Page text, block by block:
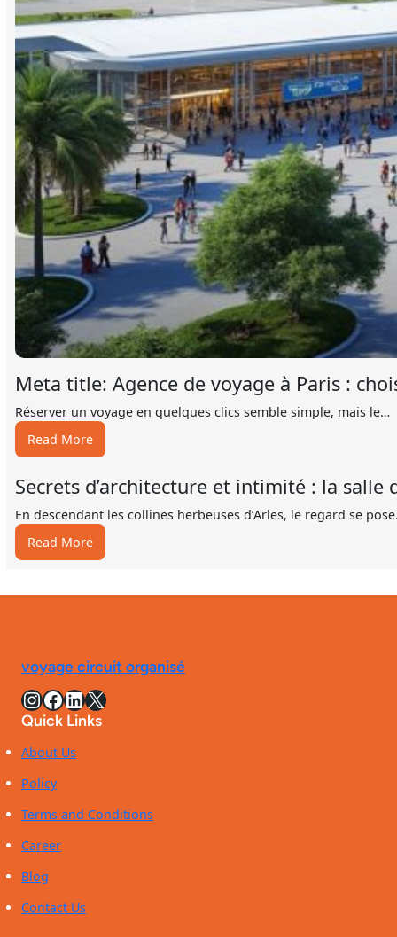
Meta title: Agence de voyage à Paris :
Réserver un voyage en quelques clics semble simple, mais le…
Read More:
Meta
title:
Agence
de
voyage
pas
en
2026
Secrets d’architecture et intimité : la
En descendant les collines herbeuses d’Arles, le regard se
Read More:
Secrets
et
salle
de
bains
iconique
voyage circuit organisé
InstagramFacebook LinkedIn X
Quick Links
About Us
Policy
Terms and Conditions
Career
Blog
Contact Us